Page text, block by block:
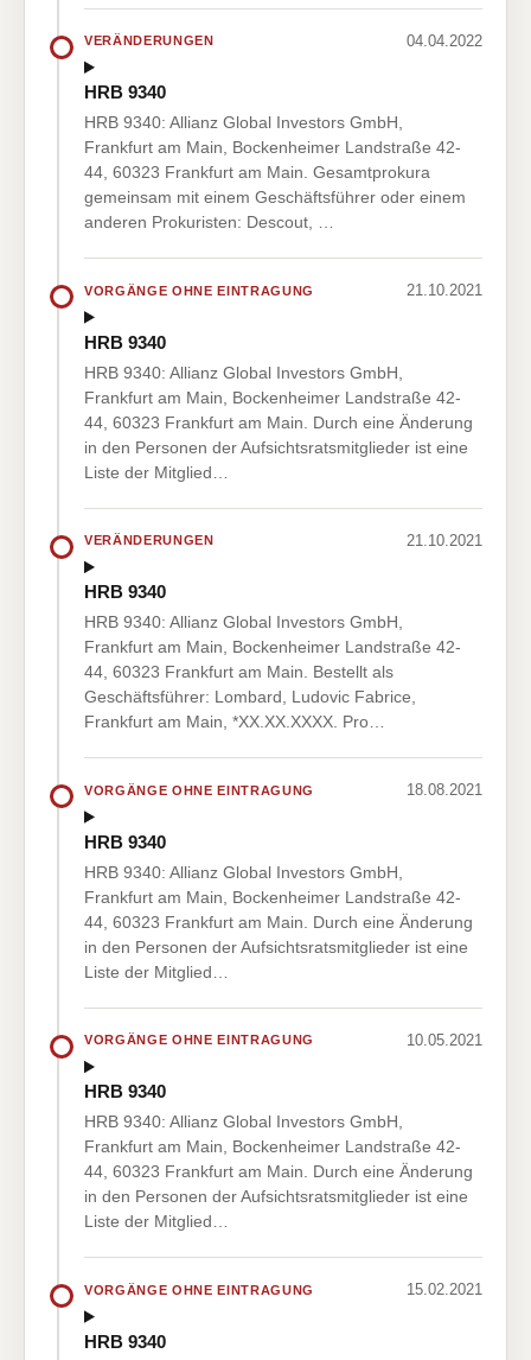
VERÄNDERUNGEN 04.04.2022
HRB 9340
HRB 9340: Allianz Global Investors GmbH,
Frankfurt am Main, Bockenheimer Landstraße 42-
44, 60323 Frankfurt am Main. Gesamtprokura
gemeinsam mit einem Geschäftsführer oder einem
anderen Prokuristen: Descout, …
VORGÄNGE OHNE EINTRAGUNG 21.10.2021
HRB 9340
HRB 9340: Allianz Global Investors GmbH,
Frankfurt am Main, Bockenheimer Landstraße 42-
44, 60323 Frankfurt am Main. Durch eine Änderung
in den Personen der Aufsichtsratsmitglieder ist eine
Liste der Mitglied…
VERÄNDERUNGEN 21.10.2021
HRB 9340
HRB 9340: Allianz Global Investors GmbH,
Frankfurt am Main, Bockenheimer Landstraße 42-
44, 60323 Frankfurt am Main. Bestellt als
Geschäftsführer: Lombard, Ludovic Fabrice,
Frankfurt am Main, *XX.XX.XXXX. Pro…
VORGÄNGE OHNE EINTRAGUNG 18.08.2021
HRB 9340
HRB 9340: Allianz Global Investors GmbH,
Frankfurt am Main, Bockenheimer Landstraße 42-
44, 60323 Frankfurt am Main. Durch eine Änderung
in den Personen der Aufsichtsratsmitglieder ist eine
Liste der Mitglied…
VORGÄNGE OHNE EINTRAGUNG 10.05.2021
HRB 9340
HRB 9340: Allianz Global Investors GmbH,
Frankfurt am Main, Bockenheimer Landstraße 42-
44, 60323 Frankfurt am Main. Durch eine Änderung
in den Personen der Aufsichtsratsmitglieder ist eine
Liste der Mitglied…
VORGÄNGE OHNE EINTRAGUNG 15.02.2021
HRB 9340